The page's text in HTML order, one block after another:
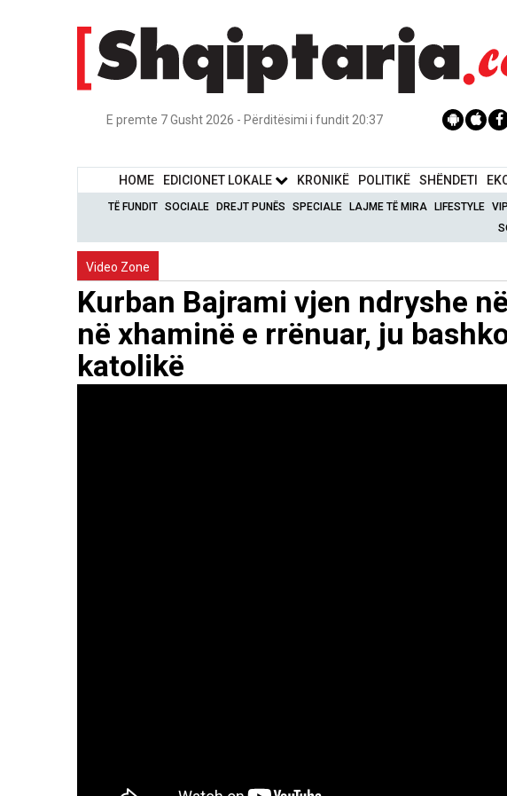
E premte 7 Gusht 2026 - Përditësimi i fundit 20:37
HOME EDICIONET LOKALE KRONIKË POLITIKË SHËNDETI
TË FUNDIT SOCIALE DREJT PUNËS SPECIALE LAJME TË MIRA LIFESTYLE
Video Zone
Kurban Bajrami vjen ndryshe
në xhaminë e rrënuar, ju
katolikë